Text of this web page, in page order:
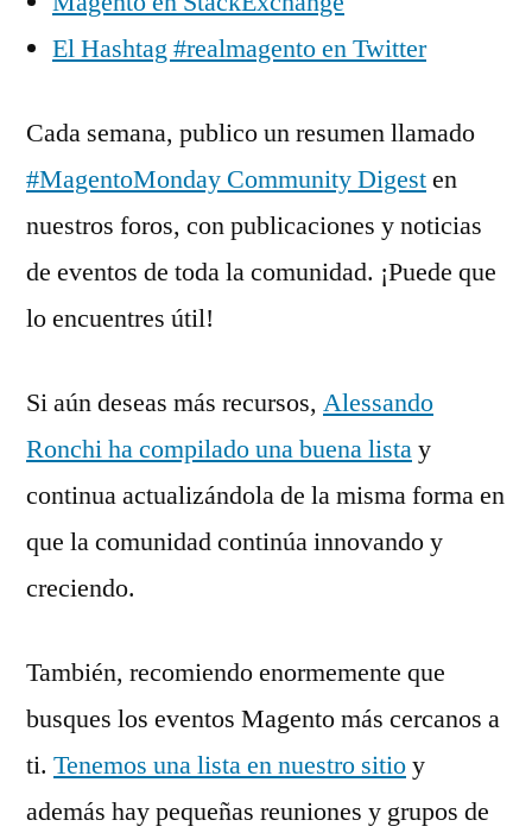
El Hashtag #realmagento en Twitter
Cada semana, publico un resumen llamado
#MagentoMonday Community Digesten
nuestros foros, con publicaciones y noticias
de eventos de toda la comunidad. ¡Puede que
lo encuentres útil!
Si aún deseas más recursos, Alessando
Ronchi ha compilado una buena listay
continua actualizándola de la misma forma en
que la comunidad continúa innovando y
creciendo.
También, recomiendo enormemente que
busques los eventos Magento más cercanos a
ti. Tenemos una lista en nuestro sitioy
además hay pequeñas reuniones y grupos de